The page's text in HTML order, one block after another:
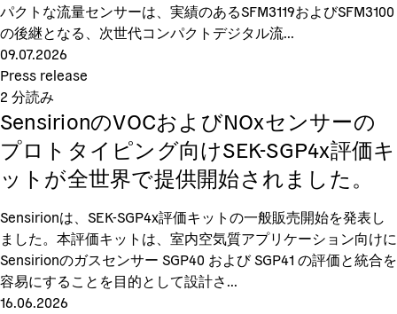
パクトな流量センサーは、実績のあるSFM3119およびSFM3100
の後継となる、次世代コンパクトデジタル流...
09.07.2026
Press release
2 分読み
SensirionのVOCおよびNOxセンサーの
プロトタイピング向けSEK-SGP4x評価キ
ットが全世界で提供開始されました。
Sensirionは、SEK-SGP4x評価キットの一般販売開始を発表し
ました。本評価キットは、室内空気質アプリケーション向けに
Sensirionのガスセンサー SGP40 および SGP41 の評価と統合を
容易にすることを目的として設計さ...
16.06.2026